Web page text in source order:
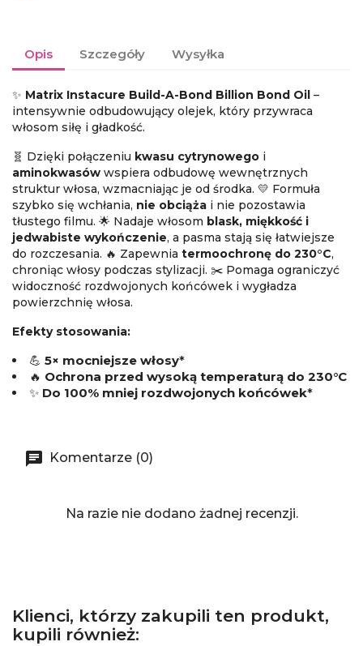
Opis Szczegóły Wysyłka
✨ Matrix Instacure Build-A-Bond Billion Bond Oil –
intensywnie odbudowujący olejek, który przywraca
włosom siłę i gładkość.
🧬 Dzięki połączeniu kwasu cytrynowego i
aminokwasów wspiera odbudowę wewnętrznych
struktur włosa, wzmacniając je od środka. 💛 Formuła
szybko się wchłania, nie obciąża i nie pozostawia
tłustego filmu. 🌟 Nadaje włosom blask, miękkość i
jedwabiste wykończenie, a pasma stają się łatwiejsze
do rozczesania. 🔥 Zapewnia termoochronę do 230°C,
chroniąc włosy podczas stylizacji. ✂️ Pomaga ograniczyć
widoczność rozdwojonych końcówek i wygładza
powierzchnię włosa.
Efekty stosowania:
💪 5× mocniejsze włosy*
🔥 Ochrona przed wysoką temperaturą do 230°C
✨ Do 100% mniej rozdwojonych końcówek*
Komentarze (0)
Na razie nie dodano żadnej recenzji.
Klienci, którzy zakupili ten produkt,
kupili również: